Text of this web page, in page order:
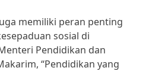
memiliki peran penting
sosial di
Pendidikan dan
“Pendidikan yang